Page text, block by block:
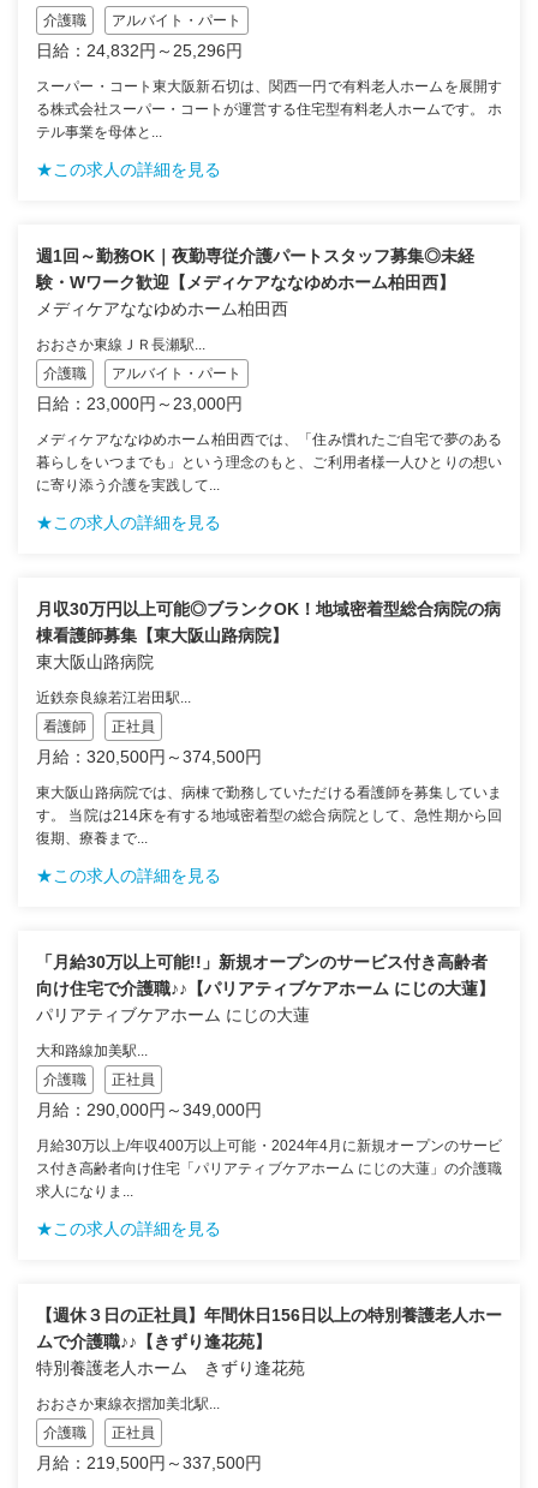
介護職 アルバイト・パート
日給：24,832円～25,296円
スーパー・コート東大阪新石切は、関西一円で有料老人ホームを展開す
る株式会社スーパー・コートが運営する住宅型有料老人ホームです。 ホ
テル事業を母体と...
★この求人の詳細を見る
週1回～勤務OK｜夜勤専従介護パートスタッフ募集◎未経
験・Wワーク歓迎【メディケアななゆめホーム柏田西】
メディケアななゆめホーム柏田西
おおさか東線ＪＲ長瀬駅...
介護職
アルバイト・パート
日給：23,000円～23,000円
メディケアななゆめホーム柏田西では、「住み慣れたご自宅で夢のある
暮らしをいつまでも」という理念のもと、ご利用者様一人ひとりの想い
に寄り添う介護を実践して...
★この求人の詳細を見る
月収30万円以上可能◎ブランクOK！地域密着型総合病院の病
棟看護師募集【東大阪山路病院】
東大阪山路病院
近鉄奈良線若江岩田駅...
看護師
正社員
月給：320,500円～374,500円
東大阪山路病院では、病棟で勤務していただける看護師を募集していま
す。 当院は214床を有する地域密着型の総合病院として、急性期から回
復期、療養まで...
★この求人の詳細を見る
「月給30万以上可能!!」新規オープンのサービス付き高齢者
向け住宅で介護職♪♪【パリアティブケアホーム にじの大蓮】
パリアティブケアホーム にじの大蓮
大和路線加美駅...
介護職
正社員
月給：290,000円～349,000円
月給30万以上/年収400万以上可能・2024年4月に新規オープンのサービ
ス付き高齢者向け住宅「パリアティブケアホーム にじの大蓮」の介護職
求人になりま...
★この求人の詳細を見る
【週休３日の正社員】年間休日156日以上の特別養護老人ホー
ムで介護職♪♪【きずり逢花苑】
特別養護老人ホーム きずり逢花苑
おおさか東線衣摺加美北駅...
介護職
正社員
月給：219,500円～337,500円